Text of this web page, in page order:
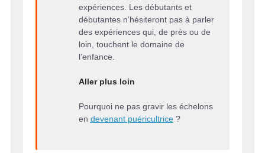
expériences. Les débutants et
débutantes n’hésiteront pas à parler
des expériences qui, de près ou de
loin, touchent le domaine de
l’enfance.
Aller plus loin
Pourquoi ne pas gravir les échelons
en devenant puéricultrice?